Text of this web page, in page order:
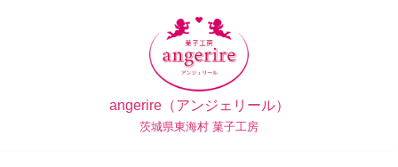
angerire（アンジェリール）
茨城県東海村 菓子工房